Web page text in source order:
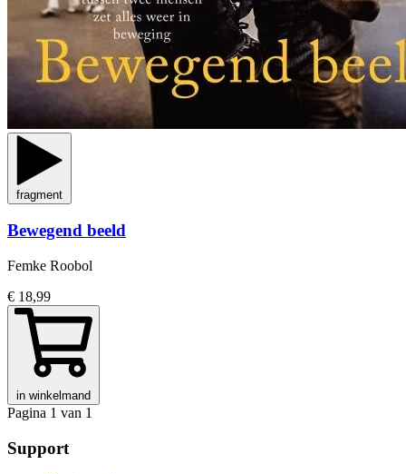
fragment
Bewegend beeld
Femke Roobol
€ 18,99
in winkelmand
Pagina 1 van 1
Support